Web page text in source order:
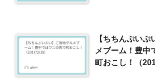
【ちちんぷい
メブーム！豊中
町おこし！（